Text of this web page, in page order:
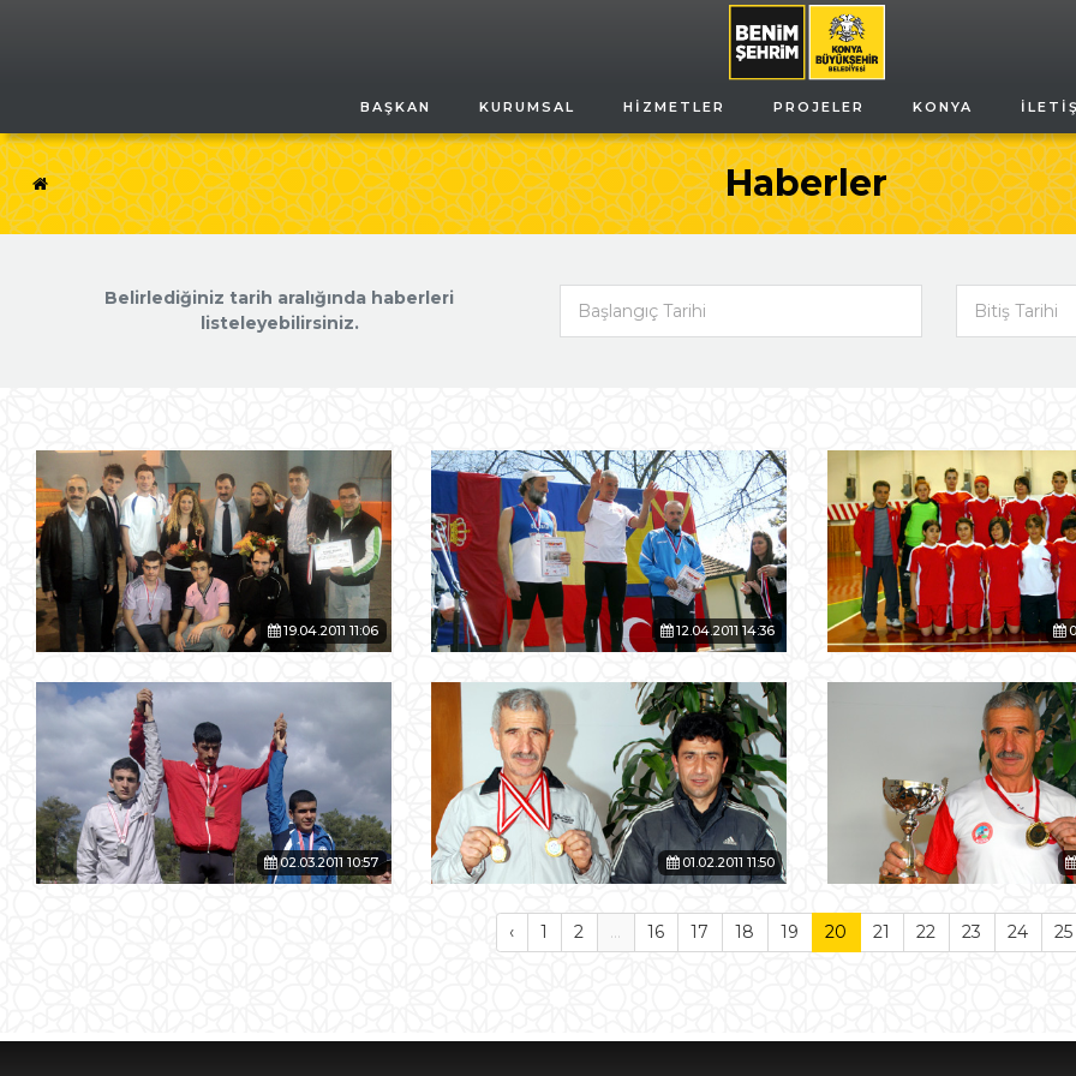
BAŞKAN KURUMSAL HIZMETLER PROJELER KONYA
Haberler
Belirlediğiniz tarih aralığında haberleri
listeleyebilirsiniz.
19.04.2011 11:06 12.04.2011 14:36
02.03.2011 10:57 01.02.2011 11:50
‹ 1 2 ... 16 17 18 19 20 21 22 23 24 25